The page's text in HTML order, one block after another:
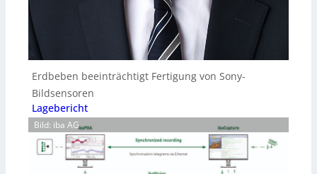
Erdbeben beeinträchtigt Fertigung von Sony-
Bildsensoren
Lagebericht
Bild: iba AG